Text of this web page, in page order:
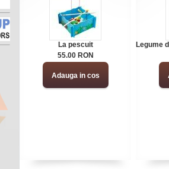
La pescuit
55.00 RON
Legume